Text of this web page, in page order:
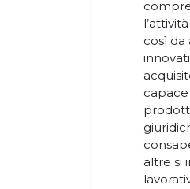
così
altre si